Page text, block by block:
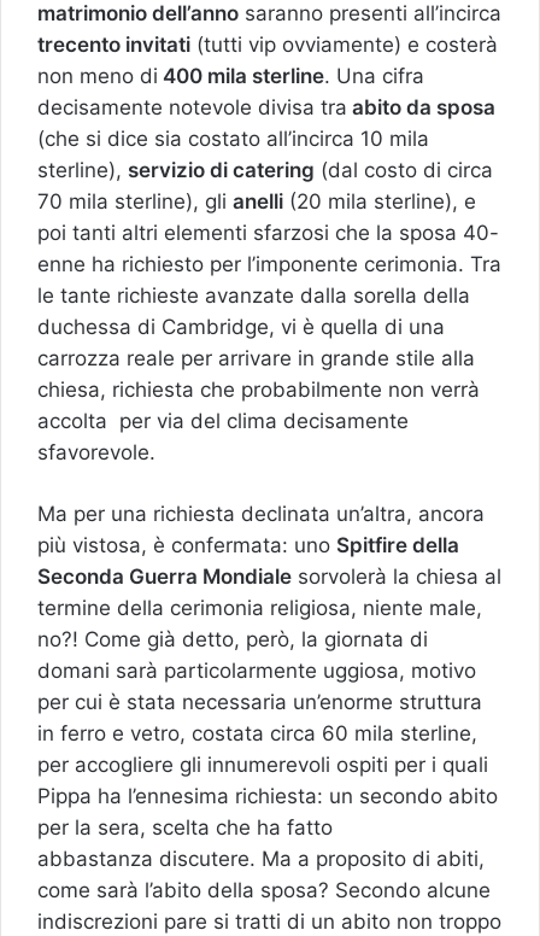
matrimonio dell’anno saranno presenti all’incirca
trecento invitati (tutti vip ovviamente) e costerà
non meno di 400 mila sterline. Una cifra
decisamente notevole divisa tra abito da sposa
(che si dice sia costato all’incirca 10 mila
sterline), servizio di catering (dal costo di circa
70 mila sterline), gli anelli (20 mila sterline), e
poi tanti altri elementi sfarzosi che la sposa 40-
enne ha richiesto per l’imponente cerimonia. Tra
le tante richieste avanzate dalla sorella della
duchessa di Cambridge, vi è quella di una
carrozza reale per arrivare in grande stile alla
chiesa, richiesta che probabilmente non verrà
accolta per via del clima decisamente
sfavorevole.
Ma per una richiesta declinata un’altra, ancora
più vistosa, è confermata: uno Spitfire della
Seconda Guerra Mondiale sorvolerà la chiesa al
termine della cerimonia religiosa, niente male,
no?! Come già detto, però, la giornata di
domani sarà particolarmente uggiosa, motivo
per cui è stata necessaria un’enorme struttura
in ferro e vetro, costata circa 60 mila sterline,
per accogliere gli innumerevoli ospiti per i quali
Pippa ha l’ennesima richiesta: un secondo abito
per la sera, scelta che ha fatto
abbastanza discutere. Ma a proposito di abiti,
come sarà l’abito della sposa? Secondo alcune
indiscrezioni pare si tratti di un abito non troppo